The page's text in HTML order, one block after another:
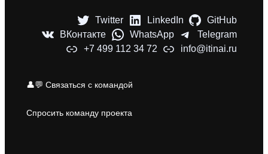
Twitter LinkedIn
GitHub
ВКонтакте
WhatsApp
Telegram
+7 499 112 34 72
info@itinai.ru
👤💬 Связаться с командой
Спросить команду проекта